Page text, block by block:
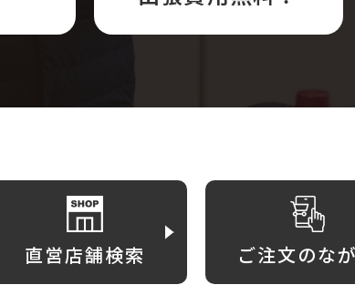
直営店舗検索 ご注文のな